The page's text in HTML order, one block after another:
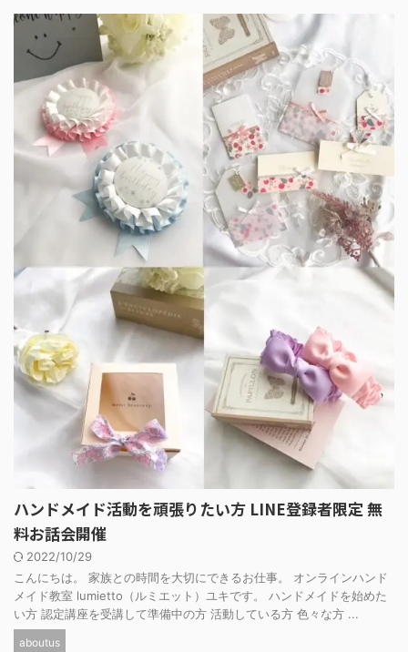
ハンドメイド活動を頑張りたい方 LINE登録者限定 無
料お話会開催
2022/10/29
こんにちは。 家族との時間を大切にできるお仕事。 オンラインハンド
メイド教室 lumietto（ルミエット）ユキです。 ハンドメイドを始めた
い方 認定講座を受講して準備中の方 活動している方 色々な方 ...
aboutus